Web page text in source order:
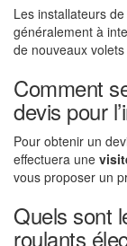
Les installateurs
généralement à
de nouveaux
Comment
devis pour
Pour obtenir un
effectuera une
vous proposer un
Quels sont
roulants